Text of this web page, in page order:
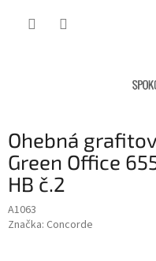
Ohebná
Green Office
HB č.2
A1063
Značka: Concorde